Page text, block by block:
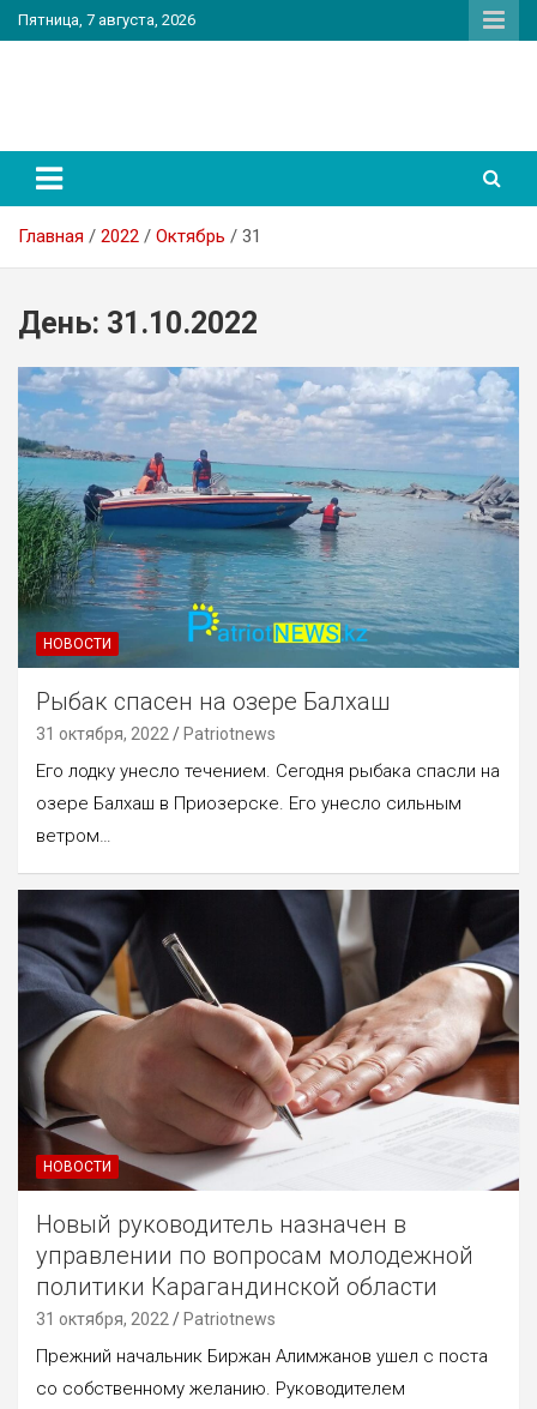
Перейти
к
Пятница, 7 августа, 2026
Главная 2022 Октябрь 31
День: 31.10.2022
НОВОСТИ
Рыбак спасен на озере Балхаш
31 октября, 2022 Patriotnews
Его лодку унесло течением. Сегодня рыбака спасли на
озере Балхаш в Приозерске. Его унесло сильным
ветром…
НОВОСТИ
Новый руководитель назначен в
управлении по вопросам молодежной
политики Карагандинской области
31 октября, 2022 Patriotnews
Прежний начальник Биржан Алимжанов ушел с поста
со собственному желанию. Руководителем